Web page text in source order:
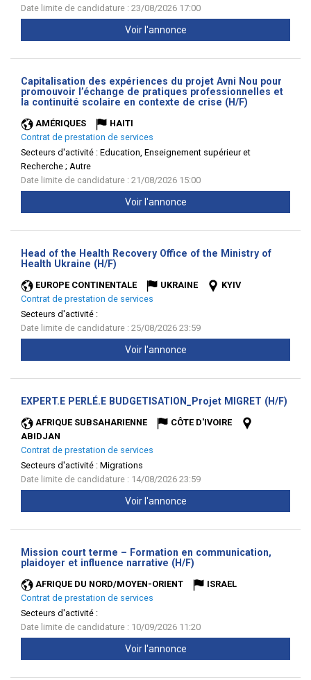
Date limite de candidature : 23/08/2026 17:00
Voir l'annonce
Capitalisation des expériences du projet Avni Nou pour
promouvoir l’échange de pratiques professionnelles et
la continuité scolaire en contexte de crise (H/F)
AMÉRIQUES
HAITI
Contrat de prestation de services
Secteurs d'activité : Education, Enseignement supérieur et
Recherche ; Autre
Date limite de candidature : 21/08/2026 15:00
Voir l'annonce
Head of the Health Recovery Office of the Ministry of
Health Ukraine (H/F)
EUROPE CONTINENTALE UKRAINE
KYIV
Contrat de prestation de services
Secteurs d'activité :
Date limite de candidature : 25/08/2026 23:59
Voir l'annonce
EXPERT.E PERLÉ.E BUDGETISATION_Projet MIGRET (H/F)
AFRIQUE SUBSAHARIENNE
CÔTE D'IVOIRE
ABIDJAN
Contrat de prestation de services
Secteurs d'activité : Migrations
Date limite de candidature : 14/08/2026 23:59
Voir l'annonce
Mission court terme – Formation en communication,
plaidoyer et influence narrative (H/F)
AFRIQUE DU NORD/MOYEN-ORIENT
ISRAEL
Contrat de prestation de services
Secteurs d'activité :
Date limite de candidature : 10/09/2026 11:20
Voir l'annonce